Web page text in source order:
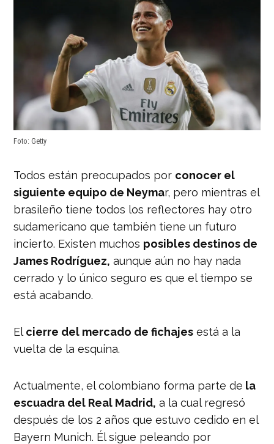
Foto: Getty
Todos están preocupados por conocer el
siguiente equipo de Neymar, pero mientras el
brasileño tiene todos los reflectores hay otro
sudamericano que también tiene un futuro
incierto. Existen muchos posibles destinos de
James Rodríguez, aunque aún no hay nada
cerrado y lo único seguro es que el tiempo se
está acabando.
El cierre del mercado de fichajes está a la
vuelta de la esquina.
Actualmente, el colombiano forma parte de la
escuadra del Real Madrid, a la cual regresó
después de los 2 años que estuvo cedido en el
Bayern Munich. Él sigue peleando por